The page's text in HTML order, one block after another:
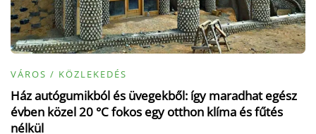
VÁROS / KÖZLEKEDÉS
Ház autógumikból és üvegekből: így maradhat egész
évben közel 20 °C fokos egy otthon klíma és fűtés
nélkül